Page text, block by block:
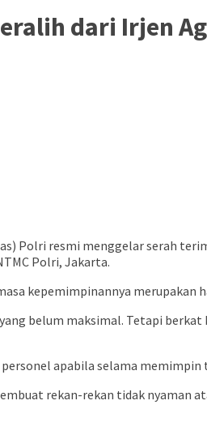
dari Irjen
Polri resmi menggelar serah
Polri, Jakarta.
kepemimpinannya
belum maksimal. Tetapi
apabila selama
rekan-rekan tidak nyaman